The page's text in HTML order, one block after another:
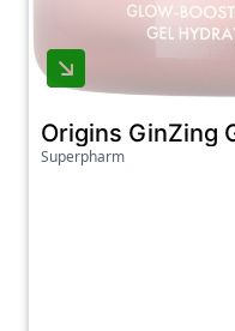
Origins GinZing
Superpharm